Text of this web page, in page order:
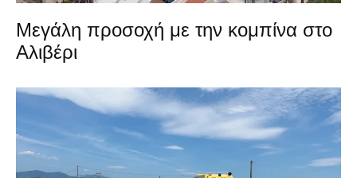
Μεγάλη προσοχή με την κομπίνα στο
Αλιβέρι